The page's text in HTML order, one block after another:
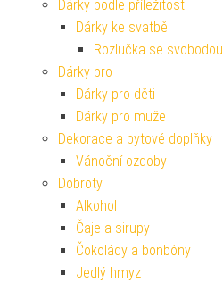
Dárky podle příležitosti
Dárky ke svatbě
Rozlučka se svobodou
Dárky pro
Dárky pro děti
Dárky pro muže
Dekorace a bytové doplňky
Vánoční ozdoby
Dobroty
Alkohol
Čaje a sirupy
Čokolády a bonbóny
Jedlý hmyz